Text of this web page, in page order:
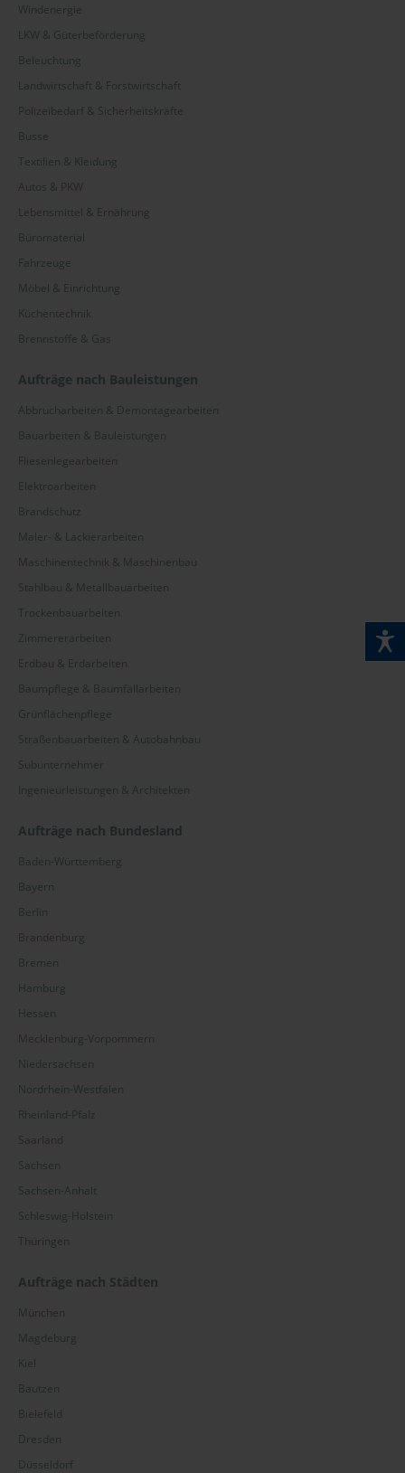
Märkischer Kreis
Mecklenburg
Ortenaukreis
Rhein-Main
Salzlandkreis
Unterfranken
Wetteraukreis
Windenergie
LKW & Güterbeförderung
Beleuchtung
Landwirtschaft & Forstwirtschaft
Polizeibedarf & Sicherheitskräfte
Busse
Textilien & Kleidung
Autos & PKW
Lebensmittel & Ernährung
Büromaterial
Fahrzeuge
Möbel & Einrichtung
Küchentechnik
Brennstoffe & Gas
Aufträge nach Bauleistungen
Abbrucharbeiten & Demontagearbeiten
Bauarbeiten & Bauleistungen
Fliesenlegearbeiten
Elektroarbeiten
Brandschutz
Maler- & Lackierarbeiten
Maschinentechnik & Maschinenbau
Stahlbau & Metallbauarbeiten
Trockenbauarbeiten
Zimmererarbeiten
Erdbau & Erdarbeiten
Baumpflege & Baumfällarbeiten
Grünflächenpflege
Straßenbauarbeiten & Autobahnbau
Subunternehmer
Ingenieurleistungen & Architekten
Aufträge nach Bundesland
Baden-Württemberg
Bayern
Berlin
Brandenburg
Bremen
Hamburg
Hessen
Mecklenburg-Vorpommern
Niedersachsen
Nordrhein-Westfalen
Rheinland-Pfalz
Saarland
Sachsen
Sachsen-Anhalt
Schleswig-Holstein
Thüringen
Aufträge nach Städten
München
Magdeburg
Kiel
Bautzen
Bielefeld
Dresden
Düsseldorf